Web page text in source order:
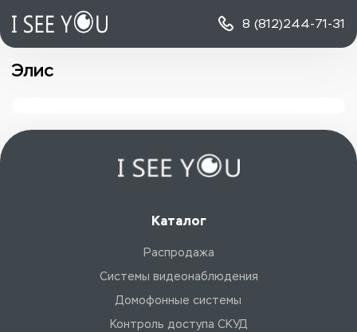
8 (812)244-71-31
Элис
Каталог
Распродажа
Системы видеонаблюдения
Домофонные системы
Контроль доступа СКУД